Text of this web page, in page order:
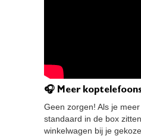
🎧 Meer
Geen zorgen! Als je
standaard in de box
winkelwagen bij je